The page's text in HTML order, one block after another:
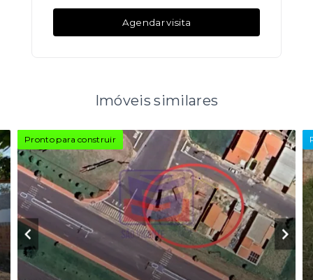
Agendar visita
Imóveis similares
Pronto para construir